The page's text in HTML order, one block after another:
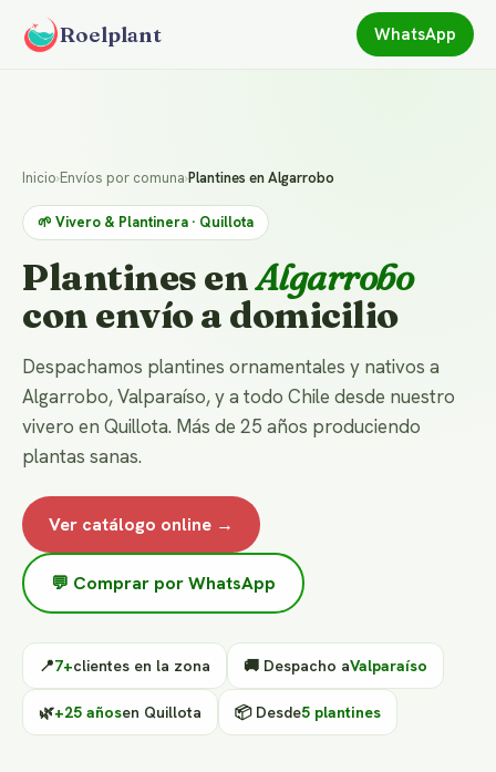
Roelplant WhatsApp
Inicio›Envíos por comuna›Plantines en Algarrobo
🌱 Vivero & Plantinera · Quillota
Plantines enAlgarrobo
con envío a domicilio
Despachamos plantines ornamentales y nativos a
Algarrobo, Valparaíso, y a todo Chile desde nuestro
vivero en Quillota. Más de 25 años produciendo
plantas sanas.
Ver catálogo online →
💬 Comprar por WhatsApp
📍7+clientes en la zona 🚚 Despacho aValparaíso
🌿+25 añosen Quillota 📦 Desde5 plantines